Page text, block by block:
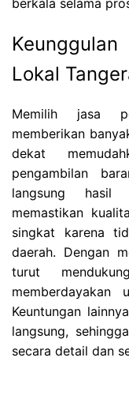
Lokal
Memilih jasa
memberikan
dekat
pengambilan
langsung hasil
memastikan
singkat karena
daerah. Dengan
turut
memberdayakan
Keuntungan
langsung,
secara detail dan